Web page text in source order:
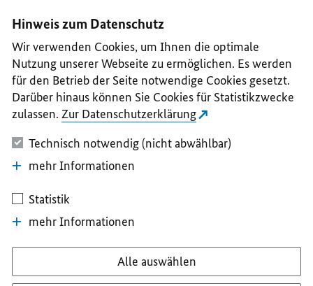
II
III
IV
V
Hinweis zum Datenschutz
Wir verwenden Cookies, um Ihnen die optimale
Nutzung unserer Webseite zu ermöglichen. Es werden
für den Betrieb der Seite notwendige Cookies gesetzt.
Darüber hinaus können Sie Cookies für Statistikzwecke
zulassen. Zur Datenschutzerklärung
Technisch notwendig (nicht abwählbar)
mehr Informationen
Statistik
mehr Informationen
Alle auswählen